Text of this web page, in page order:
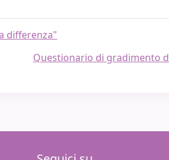
differenza"
Questionario di gradimento